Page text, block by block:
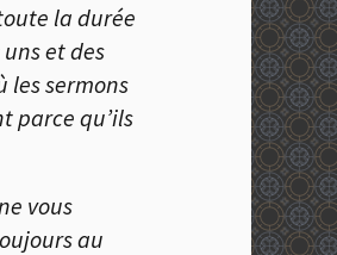
la durée
et des
les sermons
parce qu’ils
vous
au